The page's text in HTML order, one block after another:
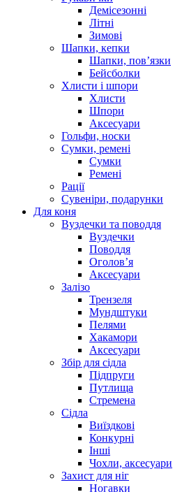
Демісезонні
Літні
Зимові
Шапки, кепки
Шапки, пов’язки
Бейсболки
Хлисти і шпори
Хлисти
Шпори
Аксесуари
Гольфи, носки
Сумки, ремені
Сумки
Ремені
Рації
Сувеніри, подарунки
Для коня
Вуздечки та поводдя
Вуздечки
Поводдя
Оголов’я
Аксесуари
Залізо
Трензеля
Мундштуки
Пелями
Хакамори
Аксесуари
Збір для сідла
Підпруги
Путлища
Стремена
Сідла
Виїздкові
Конкурні
Інші
Чохли, аксесуари
Захист для ніг
Ногавки